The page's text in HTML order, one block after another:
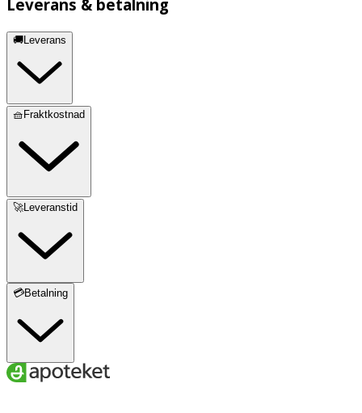
Leverans & betalning
🚚Leverans
🧺Fraktkostnad
🚀Leveranstid
💳Betalning